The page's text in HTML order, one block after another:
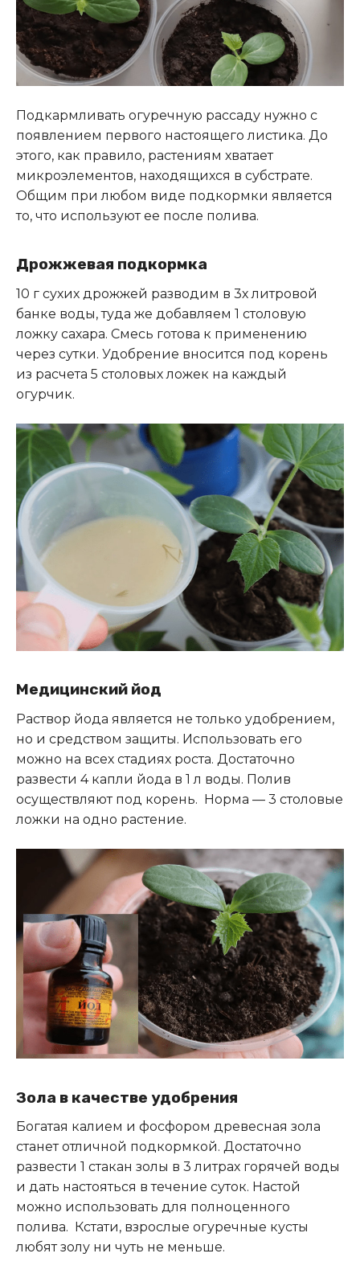
Подкармливать огуречную рассаду нужно с
появлением первого настоящего листика. До
этого, как правило, растениям хватает
микроэлементов, находящихся в субстрате.
Общим при любом виде подкормки является
то, что используют ее после полива.
Дрожжевая подкормка
10 г сухих дрожжей разводим в 3х литровой
банке воды, туда же добавляем 1 столовую
ложку сахара. Смесь готова к применению
через сутки. Удобрение вносится под корень
из расчета 5 столовых ложек на каждый
огурчик.
Медицинский йод
Раствор йода является не только удобрением,
но и средством защиты. Использовать его
можно на всех стадиях роста. Достаточно
развести 4 капли йода в 1 л воды. Полив
осуществляют под корень. Норма — 3 столовые
ложки на одно растение.
Зола в качестве удобрения
Богатая калием и фосфором древесная зола
станет отличной подкормкой. Достаточно
развести 1 стакан золы в 3 литрах горячей воды
и дать настояться в течение суток. Настой
можно использовать для полноценного
полива. Кстати, взрослые огуречные кусты
любят золу ни чуть не меньше.